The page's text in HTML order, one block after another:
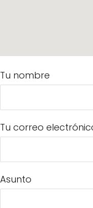
Tu nombre
Tu correo
Asunto